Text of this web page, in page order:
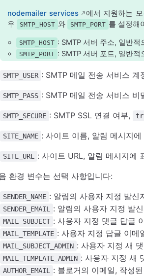
nodemailer services
에서 지원하는
우
SMTP_HOST 와 SMTP_PORT 를 설정해
SMTP_HOST : SMTP 서버 주소, 일반
SMTP_PORT : SMTP 서버 포트, 일반
SMTP_USER : SMTP 메일 전송 서비스 계
SMTP_PASS : SMTP 메일 전송 서비스 비
SMTP_SECURE : SMTP SSL 연결 여부,
SITE_NAME : 사이트 이름, 알림 메시지에
SITE_URL : 사이트 URL, 알림 메시지에
환경 변수는 선택 사항입니다:
SENDER_NAME : 알림의 사용자 지정 발신
SENDER_EMAIL : 알림의 사용자 지정 발
MAIL_SUBJECT : 사용자 지정 댓글 답글
MAIL_TEMPLATE : 사용자 지정 답글 이메
MAIL_SUBJECT_ADMIN : 사용자 지정 새
MAIL_TEMPLATE_ADMIN : 사용자 지정 새
AUTHOR_EMAIL : 블로거의 이메일, 작성